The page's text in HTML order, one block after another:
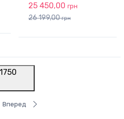
25 450,00 грн
26 199,00грн
Вперед